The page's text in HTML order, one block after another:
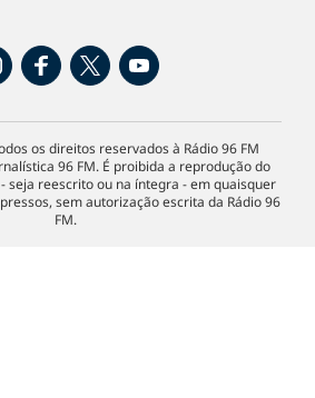
os direitos reservados à Rádio 96 FM
96 FM. É proibida a reprodução do
seja reescrito ou na íntegra - em quaisquer
sem autorização escrita da Rádio 96
FM.